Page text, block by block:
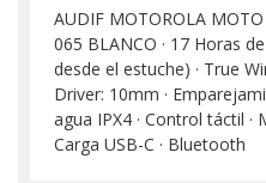
AUDIF MOTOROLA MOTO
065 BLANCO · 17 Horas
desde el estuche) · True
Driver: 10mm ·
agua IPX4 · Control táctil ·
Carga USB-C · Bluetooth